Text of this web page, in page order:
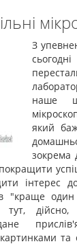
З
наше
який
зокрема
інтерес
"краще
тут,
дане